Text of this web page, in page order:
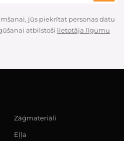
jūs piekrītat personas datu
atbilstoši lietotāja līgumu
Zāģmateriāli
Eļļa